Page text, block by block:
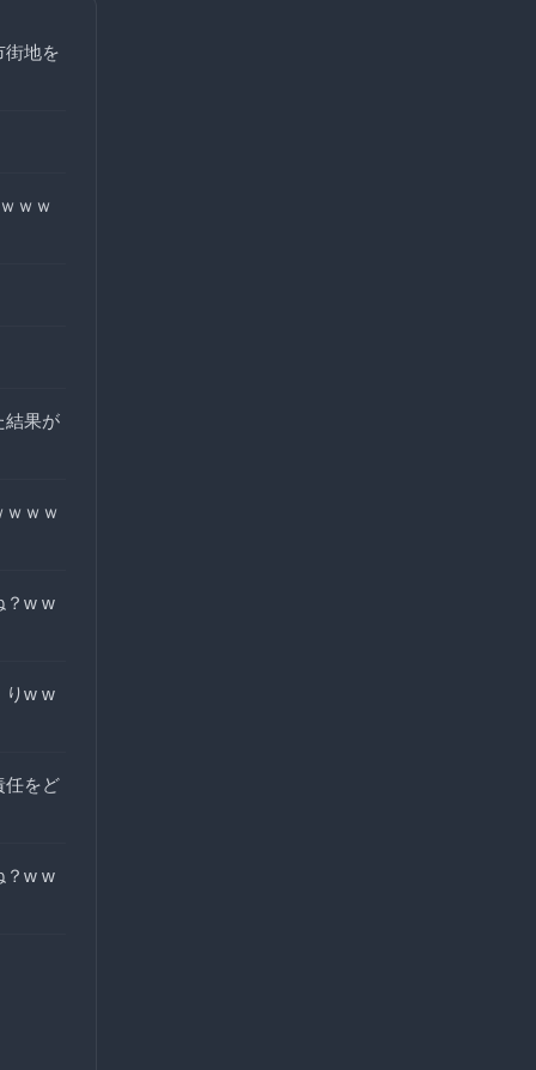
地を
ｗｗ
結果が
ｗｗ
？w w
りw w
任をど
？w w